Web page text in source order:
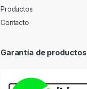
Productos
Contacto
Garantía de productos